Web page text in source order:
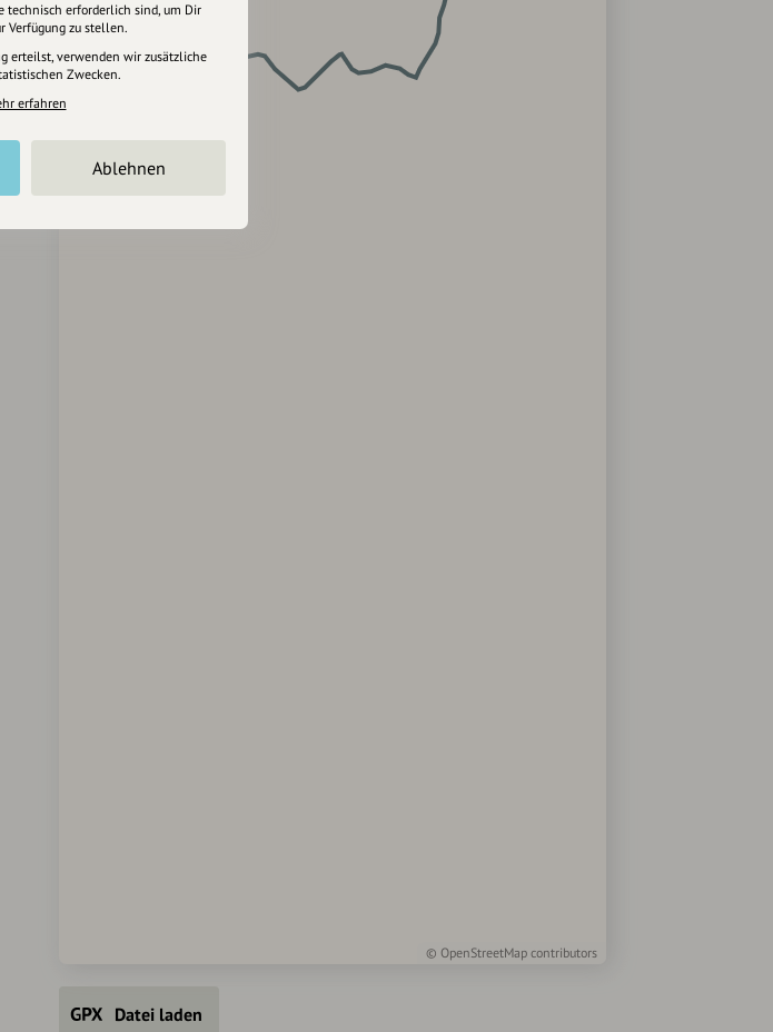
© OpenStreetMap contributors
Datei laden
technisch erforderlich sind, um Dir
Verfügung zu stellen.
erteilst, verwenden wir zusätzliche
Zwecken.
erfahren
Ablehnen